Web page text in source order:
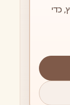
כדי